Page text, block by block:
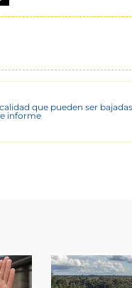
que pueden ser
informe